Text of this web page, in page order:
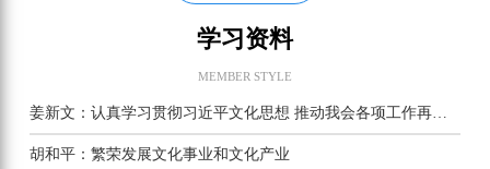
学习资料
MEMBER STYLE
姜新文：认真学习贯彻习近平文化思想 推动我会各项工作再上新台阶
胡和平：繁荣发展文化事业和文化产业